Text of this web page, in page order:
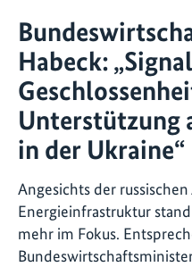
Habeck:
Unterstützung
in der Ukraine“
Angesichts der
Energieinfrastruktur
mehr im Fokus.